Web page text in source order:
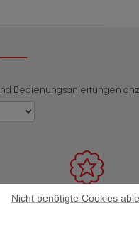
Bedienungsanleitungen
Nicht benötigte Cookies